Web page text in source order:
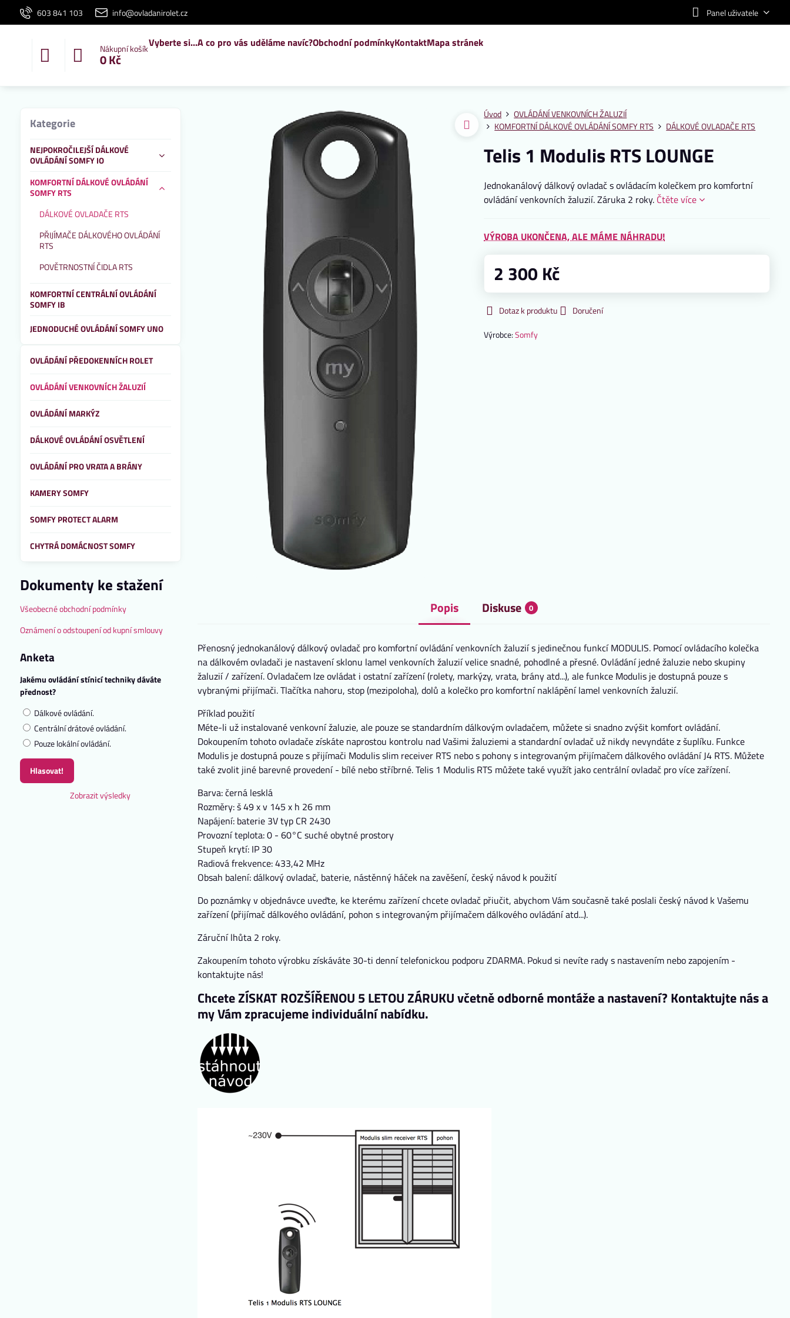
603 841 103 info@ovladanirolet.cz Panel uživatele
Nákupní košík
0 Kč
Vyberte si...A co pro vás uděláme navíc?Obchodní podmínkyKontaktMapa stránek
Úvod
OVLÁDÁNÍ VENKOVNÍCH ŽALUZIÍ
KOMFORTNÍ DÁLKOVÉ OVLÁDÁNÍ SOMFY RTS
DÁLKOVÉ OVLADAČE RTS
Telis 1 Modulis RTS LOUNGE
Jednokanálový dálkový ovladač s ovládacím kolečkem pro komfortní
ovládání venkovních žaluzií. Záruka 2 roky. Čtěte více
VÝROBA UKONČENA, ALE MÁME NÁHRADU!
2 300 Kč
Dotaz k produktu
Doručení
Výrobce:Somfy
Popis Diskuse 0
Přenosný jednokanálový dálkový ovladač pro komfortní ovládání venkovních žaluzií s jedinečnou funkcí MODULIS. Pomocí ovládacího kolečka
na dálkovém ovladači je nastavení sklonu lamel venkovních žaluzií velice snadné, pohodlné a přesné. Ovládání jedné žaluzie nebo skupiny
žaluzií / zařízení. Ovladačem lze ovládat i ostatní zařízení (rolety, markýzy, vrata, brány atd...), ale funkce Modulis je dostupná pouze s
vybranými přijímači. Tlačítka nahoru, stop (mezipoloha), dolů a kolečko pro komfortní naklápění lamel venkovních žaluzií.
Příklad použití
Méte-li už instalované venkovní žaluzie, ale pouze se standardním dálkovým ovladačem, můžete si snadno zvýšit komfort ovládání.
Dokoupením tohoto ovladače získáte naprostou kontrolu nad Vašimi žaluziemi a standardní ovladač už nikdy nevyndáte z šuplíku. Funkce
Modulis je dostupná pouze s přijímači Modulis slim receiver RTS nebo s pohony s integrovaným přijímačem dálkového ovládání J4 RTS. Můžete
také zvolit jiné barevné provedení - bílé nebo stříbrné. Telis 1 Modulis RTS můžete také využít jako centrální ovladač pro více zařízení.
Barva: černá lesklá
Rozměry: š 49 x v 145 x h 26 mm
Napájení: baterie 3V typ CR 2430
Provozní teplota: 0 - 60°C suché obytné prostory
Stupeň krytí: IP 30
Radiová frekvence: 433,42 MHz
Obsah balení: dálkový ovladač, baterie, nástěnný háček na zavěšení, český návod k použití
Do poznámky v objednávce uveďte, ke kterému zařízení chcete ovladač přiučit, abychom Vám současně také poslali český návod k Vašemu
zařízení (přijímač dálkového ovládání, pohon s integrovaným přijímačem dálkového ovládání atd...).
Záruční lhůta 2 roky.
Zakoupením tohoto výrobku získáváte 30-ti denní telefonickou podporu ZDARMA. Pokud si nevíte rady s nastavením nebo zapojením -
kontaktujte nás!
Chcete ZÍSKAT ROZŠÍŘENOU 5 LETOU ZÁRUKU včetně odborné montáže a nastavení? Kontaktujte nás a
my Vám zpracujeme individuální nabídku.
Kategorie
NEJPOKROČILEJŠÍ DÁLKOVÉ
OVLÁDÁNÍ SOMFY IO
KOMFORTNÍ DÁLKOVÉ OVLÁDÁNÍ
SOMFY RTS
DÁLKOVÉ OVLADAČE RTS
PŘIJÍMAČE DÁLKOVÉHO OVLÁDÁNÍ
RTS
POVĚTRNOSTNÍ ČIDLA RTS
KOMFORTNÍ CENTRÁLNÍ OVLÁDÁNÍ
SOMFY IB
JEDNODUCHÉ OVLÁDÁNÍ SOMFY UNO
OVLÁDÁNÍ PŘEDOKENNÍCH ROLET
OVLÁDÁNÍ VENKOVNÍCH ŽALUZIÍ
OVLÁDÁNÍ MARKÝZ
DÁLKOVÉ OVLÁDÁNÍ OSVĚTLENÍ
OVLÁDÁNÍ PRO VRATA A BRÁNY
KAMERY SOMFY
SOMFY PROTECT ALARM
CHYTRÁ DOMÁCNOST SOMFY
Dokumenty ke stažení
Všeobecné obchodní podmínky
Oznámení o odstoupení od kupní smlouvy
Anketa
Jakému ovládání stínicí techniky dáváte
přednost?
Dálkové ovládání.
Centrální drátové ovládání.
Pouze lokální ovládání.
Hlasovat!
Zobrazit výsledky